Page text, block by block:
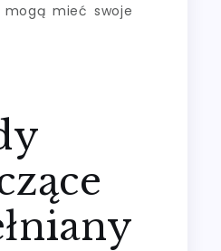
mieć swoje